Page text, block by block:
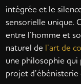
intégrée et le
sensorielle unique.
entre l’homme et
naturel de l’art de
une philosophie qui
projet d’ébénisterie